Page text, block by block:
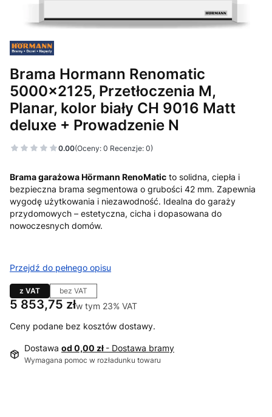
Brama Hormann Renomatic
5000x2125, Przetłoczenia M,
Planar, kolor biały CH 9016 Matt
deluxe + Prowadzenie N
0.00(Oceny: 0 Recenzje: 0)
Brama garażowa Hörmann RenoMatic to solidna, ciepła i
bezpieczna brama segmentowa o grubości 42 mm. Zapewnia
wygodę użytkowania i niezawodność. Idealna do garaży
przydomowych – estetyczna, cicha i dopasowana do
nowoczesnych domów.
Przejdź do pełnego opisu
z VAT bez VAT
Cena
5 853,75 złw tym 23% VAT
w tym 23% VAT
Ceny podane bez kosztów dostawy.
Dostawa od 0,00 zł - Dostawa bramy
Wymagana pomoc w rozładunku towaru